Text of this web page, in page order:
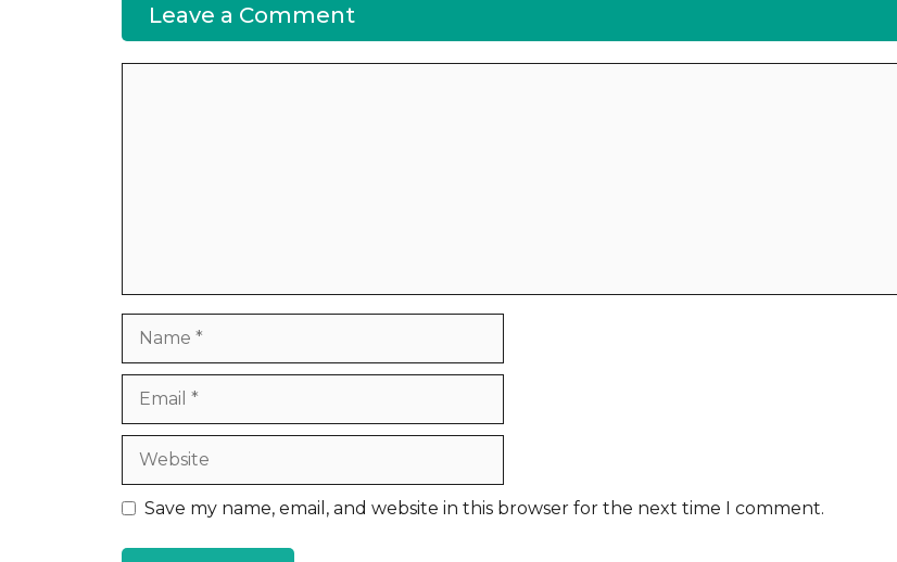
Leave a Comment
Save my name, email, and website in this browser for the next time I comment.